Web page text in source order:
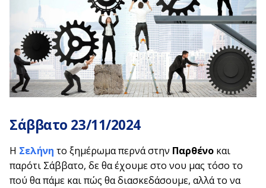
Σάββατο 23/11/2024
Η Σελήνη το ξημέρωμα περνά στην Παρθένο και
παρότι Σάββατο, δε θα έχουμε στο νου μας τόσο το
πού θα πάμε και πώς θα διασκεδάσουμε, αλλά το να